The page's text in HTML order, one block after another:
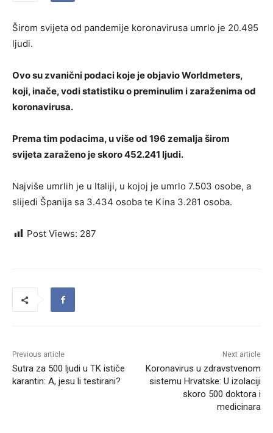
Širom svijeta od pandemije koronavirusa umrlo je 20.495
ljudi.
Ovo su zvanični podaci koje je objavio Worldmeters,
koji, inače, vodi statistiku o preminulim i zaraženima od
koronavirusa.
Prema tim podacima, u više od 196 zemalja širom
svijeta zaraženo je skoro 452.241 ljudi.
Najviše umrlih je u Italiji, u kojoj je umrlo 7.503 osobe, a
slijedi Španija sa 3.434 osoba te Kina 3.281 osoba.
Post Views: 287
Previous article
Sutra za 500 ljudi u TK ističe
karantin: A, jesu li testirani?
Next article
Koronavirus u zdravstvenom
sistemu Hrvatske: U izolaciji
skoro 500 doktora i
medicinara